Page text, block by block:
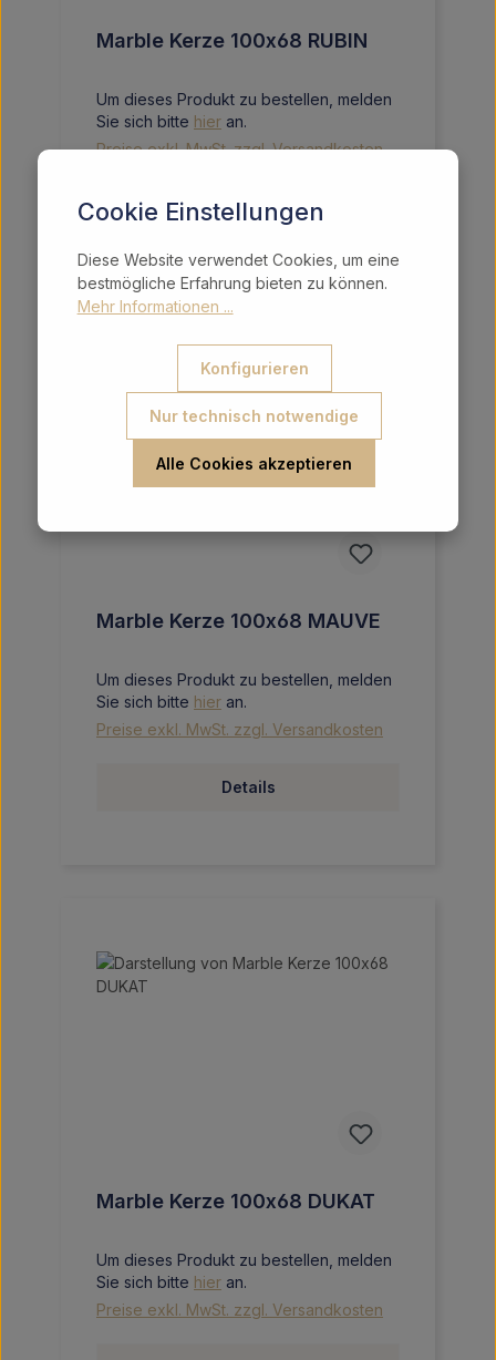
Marble Kerze 100x68 RUBIN
Um dieses Produkt zu bestellen, melden
Sie sich bitte hier an.
Preise exkl. MwSt. zzgl. Versandkosten
Details
Marble Kerze 100x68 MAUVE
Um dieses Produkt zu bestellen, melden
Sie sich bitte hier an.
Preise exkl. MwSt. zzgl. Versandkosten
Details
Marble Kerze 100x68 DUKAT
Um dieses Produkt zu bestellen, melden
Sie sich bitte hier an.
Preise exkl. MwSt. zzgl. Versandkosten
Cookie Einstellungen
Diese Website verwendet Cookies, um eine
bestmögliche Erfahrung bieten zu können.
Mehr Informationen ...
Nur technisch notwendige
Konfigurieren
Alle Cookies akzeptieren